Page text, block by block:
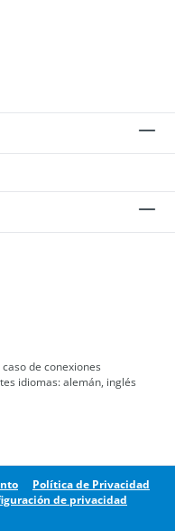
de conexiones
idiomas: alemán, inglés
Política de Privacidad
de privacidad